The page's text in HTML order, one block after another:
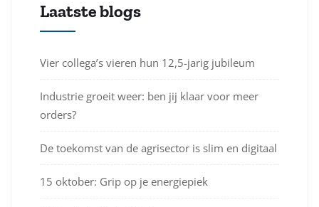
Laatste blogs
Vier collega’s vieren hun 12,5-jarig jubileum
Industrie groeit weer: ben jij klaar voor meer
orders?
De toekomst van de agrisector is slim en digitaal
15 oktober: Grip op je energiepiek